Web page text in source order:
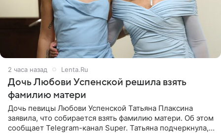
2 часа назад Lenta.Ru
Дочь Любови Успенской решила взять
фамилию матери
Дочь певицы Любови Успенской Татьяна Плаксина
заявила, что собирается взять фамилию матери. Об этом
сообщает Telegram-канал Super. Татьяна подчеркнула,